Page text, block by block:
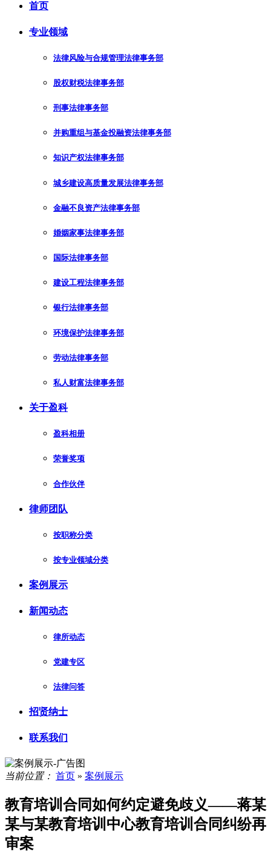
首页
专业领域
法律风险与合规管理法律事务部
股权财税法律事务部
刑事法律事务部
并购重组与基金投融资法律事务部
知识产权法律事务部
城乡建设高质量发展法律事务部
金融不良资产法律事务部
婚姻家事法律事务部
国际法律事务部
建设工程法律事务部
银行法律事务部
环境保护法律事务部
劳动法律事务部
私人财富法律事务部
关于盈科
盈科相册
荣誉奖项
合作伙伴
律师团队
按职称分类
按专业领域分类
案例展示
新闻动态
律所动态
党建专区
法律问答
招贤纳士
联系我们
当前位置： 首页 » 案例展示
教育培训合同如何约定避免歧义——蒋某
某与某教育培训中心教育培训合同纠纷再
审案